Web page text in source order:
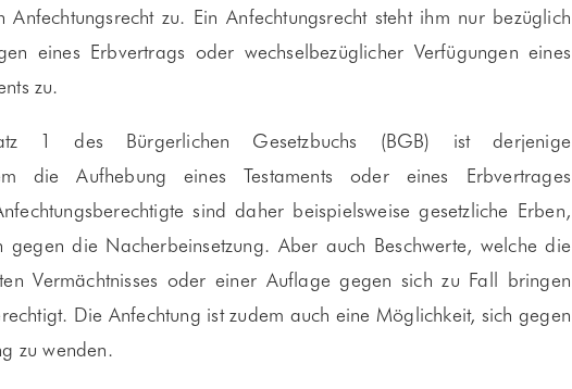
Anfechtungsrecht zu. Ein Anfechtungsrecht steht ihm nur bezüglich
eines Erbvertrags oder wechselbezüglicher Verfügungen eines
zu.
1 des Bürgerlichen Gesetzbuchs (BGB) ist derjenige
die Aufhebung eines Testaments oder eines Erbvertrages
sind daher beispielsweise gesetzliche Erben,
gegen die Nacherbeinsetzung. Aber auch Beschwerte, welche die
Vermächtnisses oder einer Auflage gegen sich zu Fall bringen
Die Anfechtung ist zudem auch eine Möglichkeit, sich gegen
zu wenden.